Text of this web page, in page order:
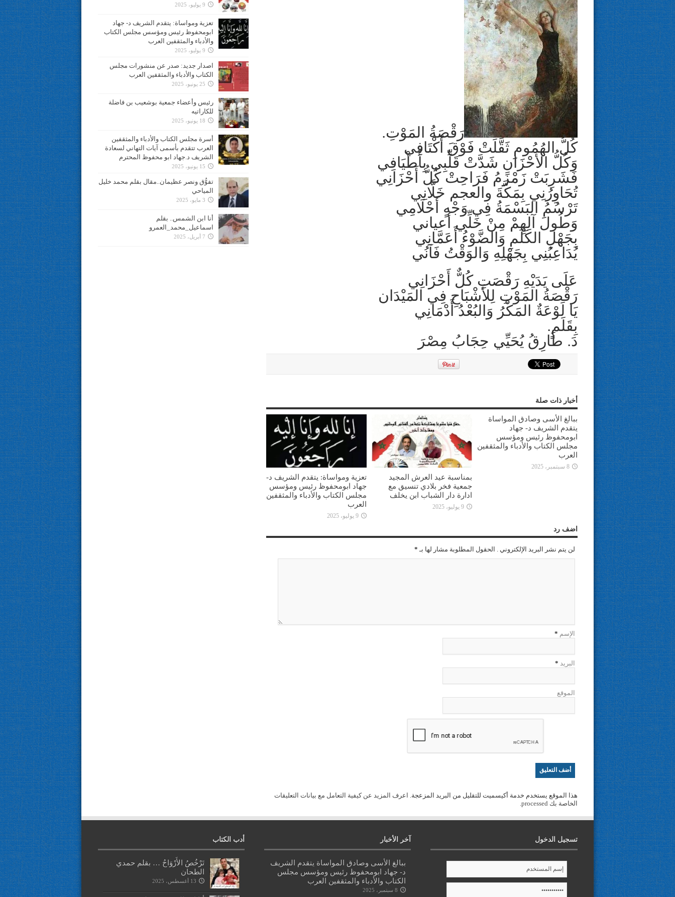
رَقْصَةُ المَوْتِ.
كُلُّ الهُمُومِ ثَقَّلَتْ فَوْقَ أَكْتَافِي
وَكُلُّ الأَحْزَانِ شَدَّتْ قَلِّبِي بِأَطْيَافِي
فَشَرِبَتْ زَمْزَمُ فَرَاحِتْ كُلُّ أَحْزَانِي
تُحَاوِرُنِي بِمَكَّةَ والعجم خَلَّانِي
تَرْسُمُ البَسْمَةُ فِي وَجْهٍ أَحْلَامِي
وَطُولَ آلِهِمْ مِنْ خَلِّي أعياني
بِجَهْلِ الكَلَمِ وَالضَّوْءُ أَعَمَّانِي
يُدَاعِبُنِي بِجَهْلِهِ وَالوَقْتُ فَآنُي
عَلَى يَدَيْهِ رَقْصَتِ كُلٌّ أَحْزَانِي
رَقْصَةُ المَوْتِ لِلأَشْبَاحِ فِي المَيْدَان
يَا لَوْعَةٌ المَكْرُ وَالبُعْدُ أَدْمَانِي
بِقَلَمٍ.
دَ. طَارِقُ يُحَيِّي حِجَابُ مِصْرَ
أخبار ذات صلة
ببالغ الأسى وصادق المواساة
يتقدم الشريف د- جهاد
ابومحفوظ رئيس ومؤسس
مجلس الكتاب والأدباء والمثقفين
العرب
8 سبتمبر، 2025
بمناسبة عيد العرش المجيد
جمعية فخر بلادي تنسيق مع
ادارة دار الشباب ابن يخلف
9 يوليو، 2025
تعزية ومواساة: يتقدم الشريف د-
جهاد ابومحفوظ رئيس ومؤسس
مجلس الكتاب والأدباء والمثقفين
العرب
9 يوليو، 2025
اضف رد
لن يتم نشر البريد الإلكتروني . الحقول المطلوبة مشار لها بـ *
الإسم *
البريد *
الموقع
هذا الموقع يستخدم خدمة أكيسميت للتقليل من البريد المزعجة. اعرف المزيد عن كيفية التعامل مع بيانات التعليقات
الخاصة بك processed
9 يوليو، 2025
تعزية ومواساة: يتقدم الشريف د- جهاد
ابومحفوظ رئيس ومؤسس مجلس الكتاب
والأدباء والمثقفين العرب
9 يوليو، 2025
اصدار جديد: صدر عن منشورات مجلس
الكتاب والأدباء والمثقفين العرب
25 يونيو، 2025
رئيس وأعضاء جمعية بوشعيب بن فاضلة
للكاراتيه
18 يونيو، 2025
أسرة مجلس الكتاب والأدباء والمثقفين
العرب تتقدم بأسمى آيات التهاني لسعادة
الشريف د.جهاد ابو محفوظ المحترم
15 يونيو، 2025
تفوُّق ونصر عظيمان..مقال بقلم محمد خليل
المياحي
3 مايو، 2025
أنا ابن الشمس.. بقلم
اسماعيل_محمد_العمرو
7 أبريل، 2025
تسجيل الدخول آخر الأخبار
ببالغ الأسى وصادق المواساة يتقدم الشريف
د- جهاد ابومحفوظ رئيس ومؤسس مجلس
الكتاب والأدباء والمثقفين العرب
8 سبتمبر، 2025
أدب الكتاب
تَرْخُصُ الأَرْوَاحُ … بقلم حمدي
الطحان
13 أغسطس، 2025